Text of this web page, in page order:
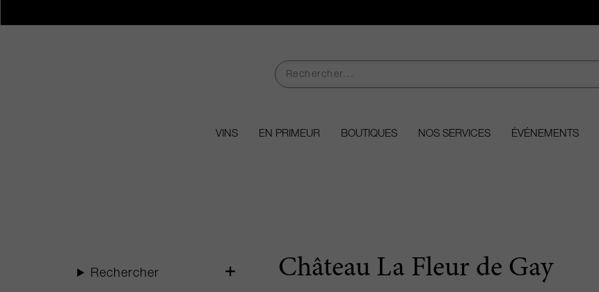
VINS EN PRIMEUR BOUTIQUES NOS SERVICES ÉVÉNEMENTS
Château La Fleur de Gay
Rechercher